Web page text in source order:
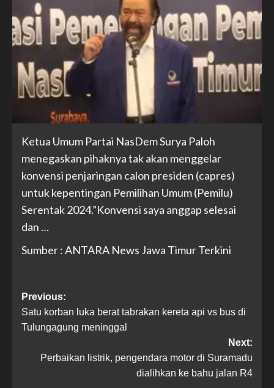
Ketua Umum Partai NasDem Surya Paloh
menegaskan pihaknya tak akan menggelar
konvensi penjaringan calon presiden (capres)
untuk kepentingan Pemilihan Umum (Pemilu)
Serentak 2024.”Konvensi saya anggap selesai
dan …
Sumber : ANTARA News Jawa Timur Terkini
Previous:
Satu korban luka berat tabrakan kereta api vs bus di
Tulungagung meninggal
Next:
Perbaikan listrik, pengendara motor di Suramadu
dialihkan ke bahu jalan R4